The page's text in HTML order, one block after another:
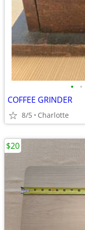
• •
COFFEE GRINDER
8/5 Charlotte
$20